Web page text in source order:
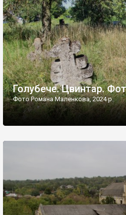
[…]
Голубече. Цвинтар.
Фото Романа Маленкова, 2024 р.